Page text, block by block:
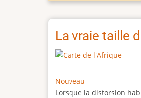
La vraie taille
Nouveau
Lorsque la distorsion